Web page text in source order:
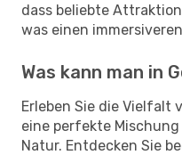
dass beliebte
was einen
Was kann man in
Erleben Sie die Vielfalt
eine perfekte
Natur. Entdecken Sie